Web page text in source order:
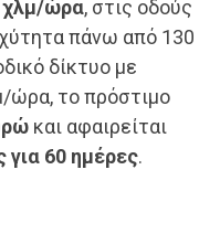
ώρα, στις οδούς
πάνω από 130
δίκτυο με
ώρα, το πρόστιμο
και αφαιρείται
για 60 ημέρες.